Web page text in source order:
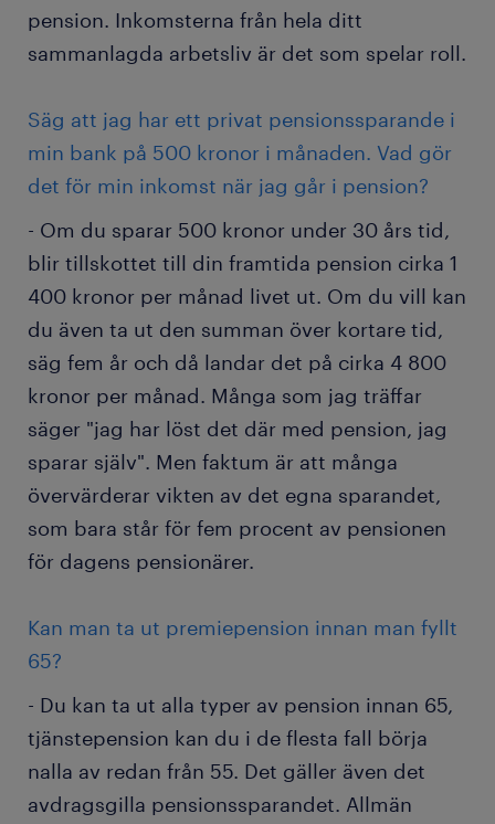
pension. Inkomsterna från hela ditt
sammanlagda arbetsliv är det som spelar roll.
Säg att jag har ett privat pensionssparande i
min bank på 500 kronor i månaden. Vad gör
det för min inkomst när jag går i pension?
- Om du sparar 500 kronor under 30 års tid,
blir tillskottet till din framtida pension cirka 1
400 kronor per månad livet ut. Om du vill kan
du även ta ut den summan över kortare tid,
säg fem år och då landar det på cirka 4 800
kronor per månad. Många som jag träffar
säger "jag har löst det där med pension, jag
sparar själv". Men faktum är att många
övervärderar vikten av det egna sparandet,
som bara står för fem procent av pensionen
för dagens pensionärer.
Kan man ta ut premiepension innan man fyllt
65?
- Du kan ta ut alla typer av pension innan 65,
tjänstepension kan du i de flesta fall börja
nalla av redan från 55. Det gäller även det
avdragsgilla pensionssparandet. Allmän